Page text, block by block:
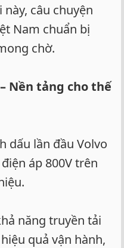
câu chuyện
Nam chuẩn bị
chờ.
Nền tảng cho thế
dấu lần đầu Volvo
áp 800V trên
năng truyền tải
quả vận hành,